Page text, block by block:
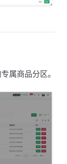
属商品分区。